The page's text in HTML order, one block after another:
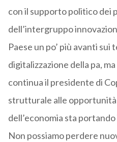
con il supporto politico dei
dell’intergruppo
Paese un po’ più avanti sui
digitalizzazione della pa,
continua il presidente di
strutturale alle opportunità
dell’economia sta
Non possiamo perdere